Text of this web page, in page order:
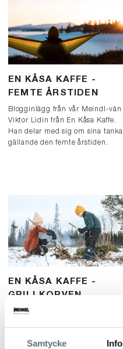
Samtycke
EN KÅSA KAFFE -
FEMTE ÅRSTIDEN
Blogginlägg från vår Meindl-vän
Viktor Lidin från En Kåsa Kaffe.
Han delar med sig om sina
gällande den femte årstiden.
EN KÅSA KAFFE -
GRILLKORVEN
Blogginlägg från vår Meindl-vän
barn. En fyndig berättelse om att